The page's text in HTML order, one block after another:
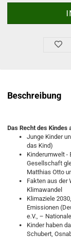
Beschreibung
Das Recht des Kindes
Junge Kinder
das Kind)
Kinderumwelt -
Gesellschaft
Matthias Otto
Fakten aus der
Klimawandel
Klimaziele
Emissionen
e.V., –
Kinder haben
Schubert,